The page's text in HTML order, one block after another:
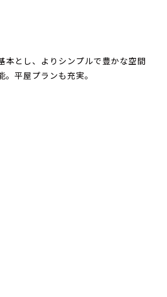
本とし、よりシンプルで豊かな空間
平屋プランも充実。